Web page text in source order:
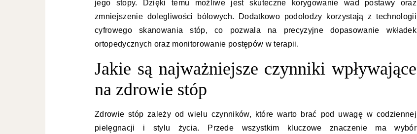
jego stopy. Dzięki temu możliwe jest skuteczne korygowanie wad postawy oraz
zmniejszenie dolegliwości bólowych. Dodatkowo podolodzy korzystają z technologii
cyfrowego skanowania stóp, co pozwala na precyzyjne dopasowanie wkładek
ortopedycznych oraz monitorowanie postępów w terapii.
Jakie są najważniejsze czynniki wpływające
na zdrowie stóp
Zdrowie stóp zależy od wielu czynników, które warto brać pod uwagę w codziennej
pielęgnacji i stylu życia. Przede wszystkim kluczowe znaczenie ma wybór